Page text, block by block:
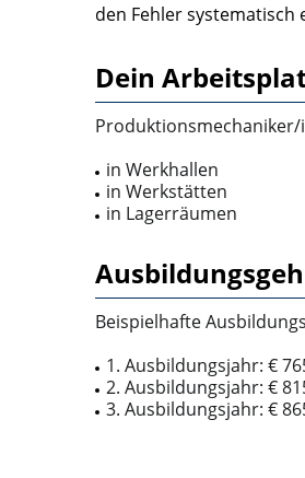
den Fehler systematisch
Dein
Produktionsmechaniker/
in Werkhallen
in Werkstätten
in Lagerräumen
Beispielhafte
1. Ausbildungsjahr: €
2. Ausbildungsjahr: €
3. Ausbildungsjahr: €